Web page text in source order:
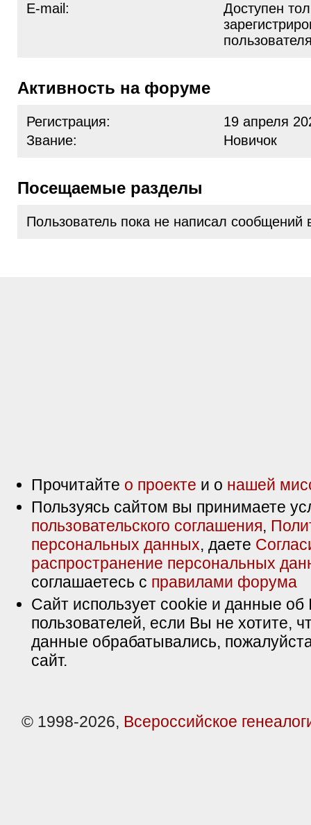
E-mail:
Доступен
Активность на форуме
Регистрация:
19 апреля
Звание:
Новичок
Посещаемые разделы
Пользователь пока не написал сообщений
Прочитайте о проекте и о нашей
Пользуясь сайтом вы принимаете
пользовательского соглашения,
персональных данных, даете
распространение персональных
соглашаетесь с правилами форума
Сайт использует cookie и данные об
пользователей, если Вы не хотите,
данные обрабатывались,
сайт.
© 1998-2026, Всероссийское